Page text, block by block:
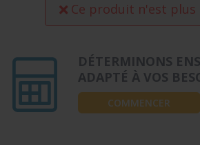
Ce produit n'est plus
DÉTERMINONS
ADAPTÉ À VOS
COMMENCER